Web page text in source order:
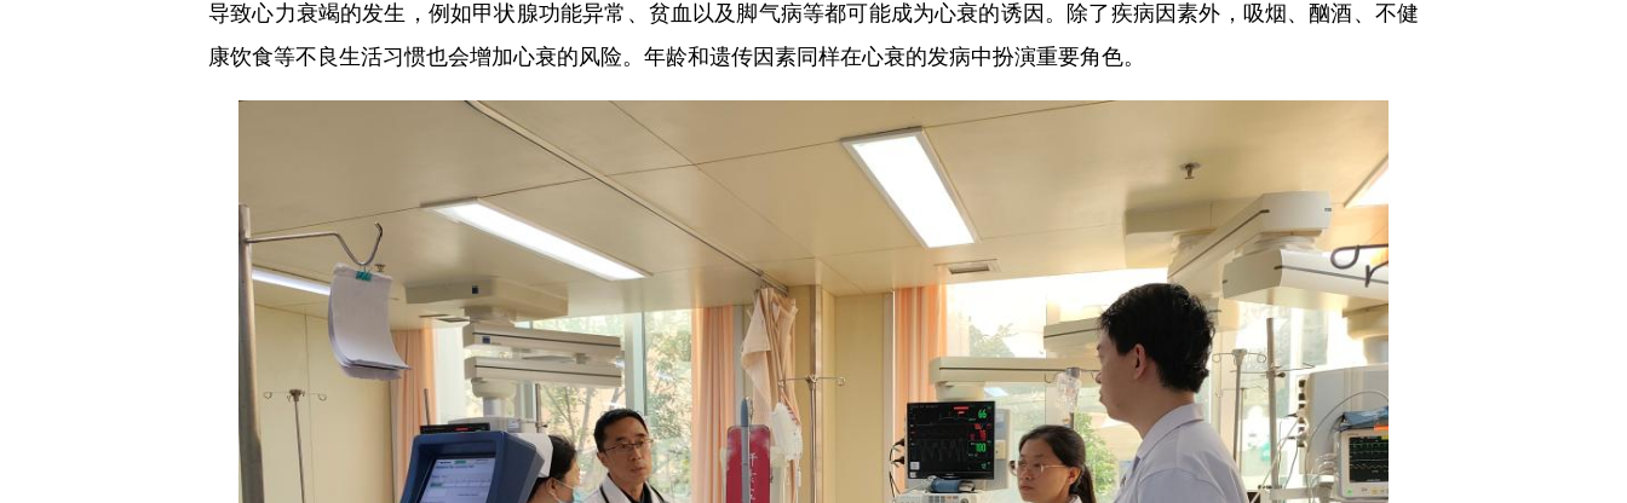
导致心力衰竭的发生，例如甲状腺功能异常、贫血以及脚气病等都可能成为心衰的诱因。除了疾病因素外，吸烟、酗酒、不健
康饮食等不良生活习惯也会增加心衰的风险。年龄和遗传因素同样在心衰的发病中扮演重要角色。